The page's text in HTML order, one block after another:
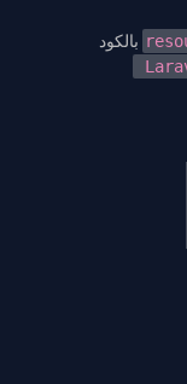
بالكود